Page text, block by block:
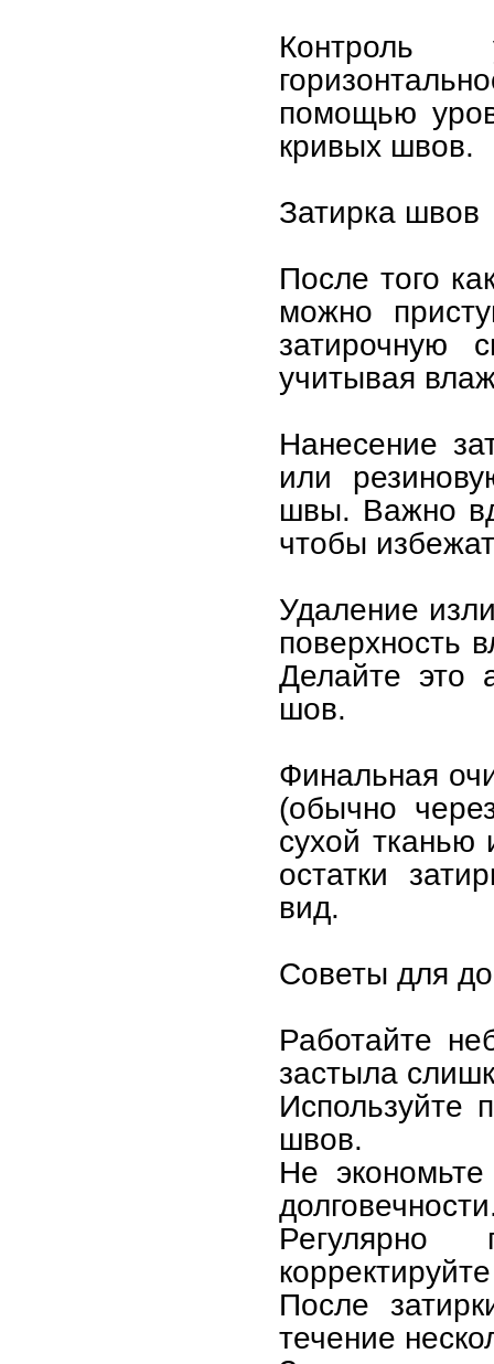
Контроль
помощью
кривых швов.
Затирка швов
После того
можно
затирочную
учитывая
Нанесение
или
швы. Важно
чтобы
Удаление
поверхность
Делайте это
шов.
Финальная
(обычно
сухой тканью
остатки
вид.
Советы для
Работайте
застыла
Используйте
швов.
Не
Регулярно
После
течение